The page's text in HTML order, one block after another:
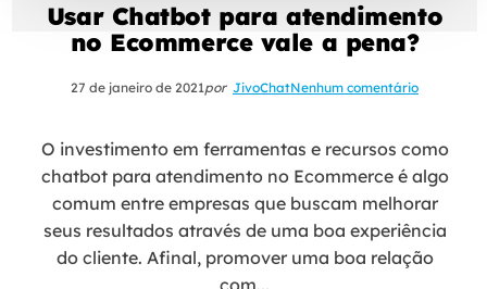
Usar Chatbot para atendimento
no Ecommerce vale a pena?
27 de janeiro de 2021por JivoChatNenhum comentário
O investimento em ferramentas e recursos como
chatbot para atendimento no Ecommerce é algo
comum entre empresas que buscam melhorar
seus resultados através de uma boa experiência
do cliente. Afinal, promover uma boa relação